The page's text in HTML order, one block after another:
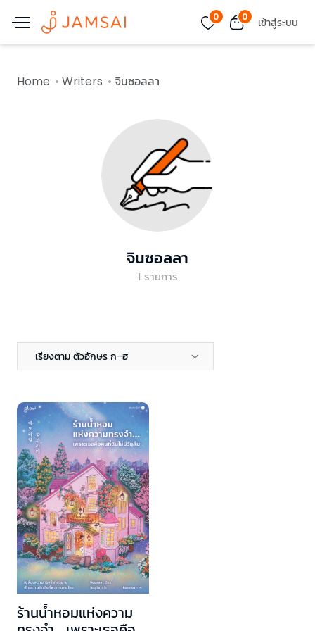
0 0 เข้าสู่ระบบ
Home Writers จินซอลลา
จินซอลลา
1 รายการ
เรียงตาม ตัวอักษร ก-ฮ
ร้านน้ำหอมแห่งความ